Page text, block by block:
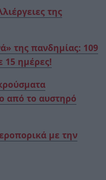
της
της πανδημίας: 109
15 ημέρες!
από το αυστηρό
με την